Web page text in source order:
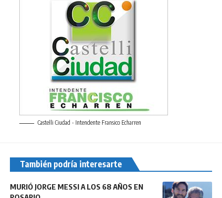
Castelli Ciudad - Intendente Fransico Echarren
También podría interesarte
MURIÓ JORGE MESSI A LOS 68 AÑOS EN